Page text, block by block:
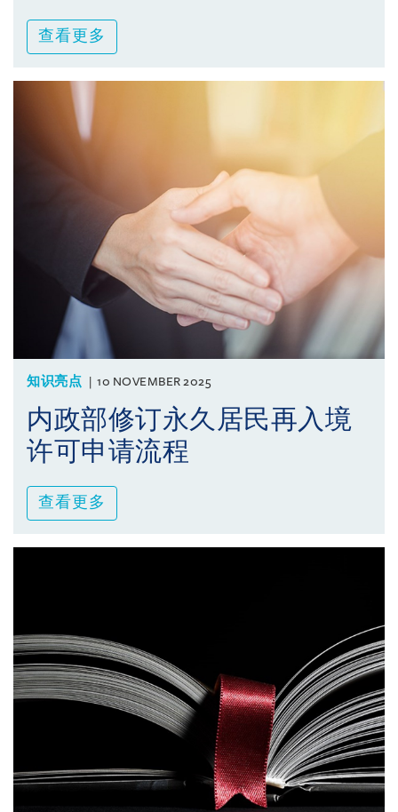
查看更多
知识亮点 10 NOVEMBER 2025
内政部修订永久居民再入境
许可申请流程
查看更多